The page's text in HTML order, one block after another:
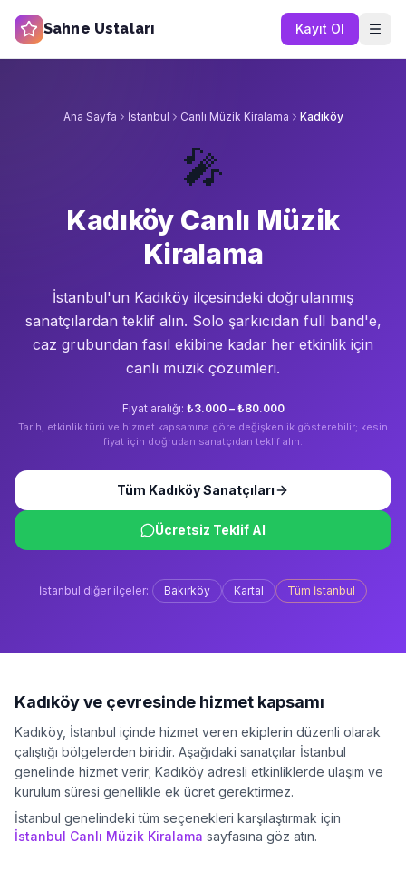
Sahne Ustaları Kayıt Ol
Ana Sayfa İstanbul Canlı Müzik Kiralama Kadıköy
🎤
Kadıköy Canlı Müzik
Kiralama
İstanbul'un Kadıköy ilçesindeki doğrulanmış
sanatçılardan teklif alın. Solo şarkıcıdan full band'e,
caz grubundan fasıl ekibine kadar her etkinlik için
canlı müzik çözümleri.
Fiyat aralığı: ₺3.000 – ₺80.000
Tarih, etkinlik türü ve hizmet kapsamına göre değişkenlik gösterebilir; kesin
fiyat için doğrudan sanatçıdan teklif alın.
Tüm KadıköySanatçıları
Ücretsiz Teklif Al
İstanbul diğer ilçeler: Bakırköy Kartal Tüm İstanbul
Kadıköyve çevresinde hizmet kapsamı
Kadıköy, İstanbul içinde hizmet veren ekiplerin düzenli olarak
çalıştığı bölgelerden biridir. Aşağıdaki sanatçılar İstanbul
genelinde hizmet verir; Kadıköy adresli etkinliklerde ulaşım ve
kurulum süresi genellikle ek ücret gerektirmez.
İstanbul genelindeki tüm seçenekleri karşılaştırmak için
İstanbul Canlı Müzik Kiralama sayfasına göz atın.